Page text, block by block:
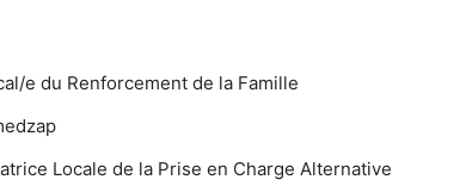
e du Renforcement de la Famille
Locale de la Prise en Charge Alternative